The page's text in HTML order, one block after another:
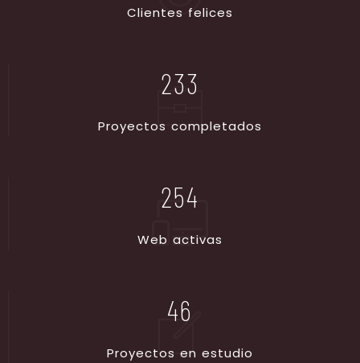
Clientes felices
233
Proyectos completados
254
Web activas
46
Proyectos en estudio